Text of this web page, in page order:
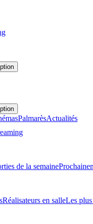
PalmarèsActualités
de la semaine
Réalisateurs en salleLes plus